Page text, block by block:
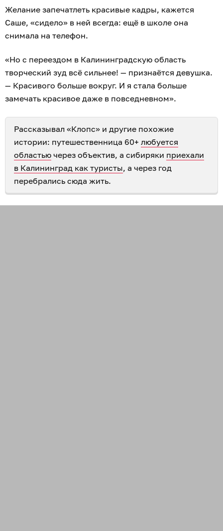
Желание запечатлеть красивые кадры, кажется
Саше, «сидело» в ней всегда: ещё в школе она
снимала на телефон.
«Но с переездом в Калининградскую область
творческий зуд всё сильнее! — признаётся девушка.
— Красивого больше вокруг. И я стала больше
замечать красивое даже в повседневном».
Рассказывал «Клопс» и другие похожие
истории: путешественница 60+ любуется
областью через объектив, а сибиряки приехали
в Калининград как туристы, а через год
перебрались сюда жить.